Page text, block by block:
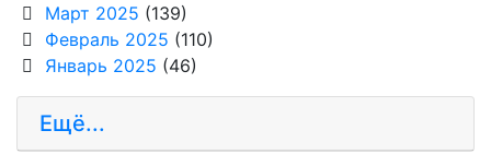
Март 2025 (139)
Февраль 2025 (110)
Январь 2025 (46)
Ещё...